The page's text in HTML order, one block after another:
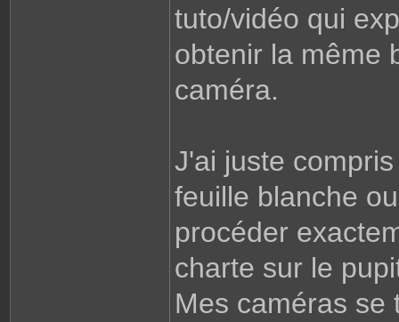
tuto/vidéo qui
obtenir la même
caméra.
J'ai juste
feuille blanche
procéder
charte sur le
Mes caméras se